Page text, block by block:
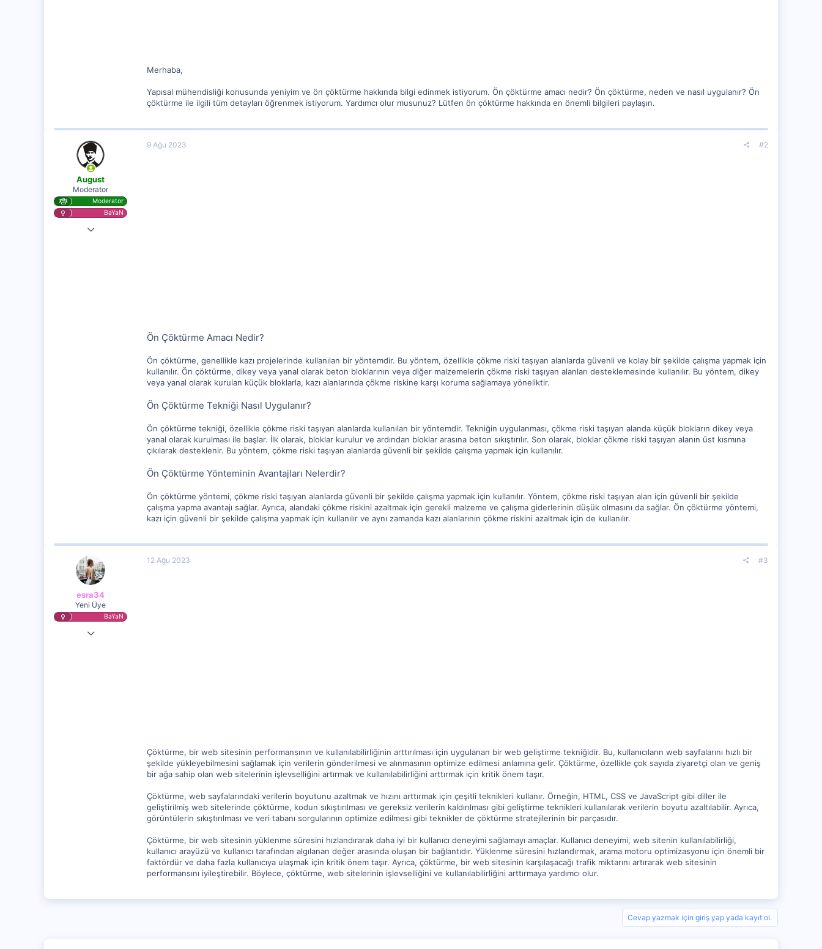
Merhaba,
Yapısal mühendisliği konusunda yeniyim ve ön çöktürme hakkında bilgi edinmek istiyorum. Ön çöktürme amacı nedir? Ön çöktürme, neden ve nasıl uygulanır? Ön
çöktürme ile ilgili tüm detayları öğrenmek istiyorum. Yardımcı olur musunuz? Lütfen ön çöktürme hakkında en önemli bilgileri paylaşın.
August
Moderator
Moderator
BaYaN
7 Kas 2020
9 Ağu 2023 #2
Ön Çöktürme Amacı Nedir?
Ön çöktürme, genellikle kazı projelerinde kullanılan bir yöntemdir. Bu yöntem, özellikle çökme riski taşıyan alanlarda güvenli ve kolay bir şekilde çalışma yapmak için
kullanılır. Ön çöktürme, dikey veya yanal olarak beton bloklarının veya diğer malzemelerin çökme riski taşıyan alanları desteklemesinde kullanılır. Bu yöntem, dikey
veya yanal olarak kurulan küçük bloklarla, kazı alanlarında çökme riskine karşı koruma sağlamaya yöneliktir.
Ön Çöktürme Tekniği Nasıl Uygulanır?
Ön çöktürme tekniği, özellikle çökme riski taşıyan alanlarda kullanılan bir yöntemdir. Tekniğin uygulanması, çökme riski taşıyan alanda küçük blokların dikey veya
yanal olarak kurulması ile başlar. İlk olarak, bloklar kurulur ve ardından bloklar arasına beton sıkıştırılır. Son olarak, bloklar çökme riski taşıyan alanın üst kısmına
çıkılarak desteklenir. Bu yöntem, çökme riski taşıyan alanlarda güvenli bir şekilde çalışma yapmak için kullanılır.
Ön Çöktürme Yönteminin Avantajları Nelerdir?
Ön çöktürme yöntemi, çökme riski taşıyan alanlarda güvenli bir şekilde çalışma yapmak için kullanılır. Yöntem, çökme riski taşıyan alan için güvenli bir şekilde
çalışma yapma avantajı sağlar. Ayrıca, alandaki çökme riskini azaltmak için gerekli malzeme ve çalışma giderlerinin düşük olmasını da sağlar. Ön çöktürme yöntemi,
kazı için güvenli bir şekilde çalışma yapmak için kullanılır ve aynı zamanda kazı alanlarının çökme riskini azaltmak için de kullanılır.
esra34
Yeni Üye
BaYaN
8 Ağu 2023
12 Ağu 2023 #3
Çöktürme, bir web sitesinin performansının ve kullanılabilirliğinin arttırılması için uygulanan bir web geliştirme tekniğidir. Bu, kullanıcıların web sayfalarını hızlı bir
şekilde yükleyebilmesini sağlamak için verilerin gönderilmesi ve alınmasının optimize edilmesi anlamına gelir. Çöktürme, özellikle çok sayıda ziyaretçi olan ve geniş
bir ağa sahip olan web sitelerinin işlevselliğini artırmak ve kullanılabilirliğini arttırmak için kritik önem taşır.
Çöktürme, web sayfalarındaki verilerin boyutunu azaltmak ve hızını arttırmak için çeşitli teknikleri kullanır. Örneğin, HTML, CSS ve JavaScript gibi diller ile
geliştirilmiş web sitelerinde çöktürme, kodun sıkıştırılması ve gereksiz verilerin kaldırılması gibi geliştirme teknikleri kullanılarak verilerin boyutu azaltılabilir. Ayrıca,
görüntülerin sıkıştırılması ve veri tabanı sorgularının optimize edilmesi gibi teknikler de çöktürme stratejilerinin bir parçasıdır.
Çöktürme, bir web sitesinin yüklenme süresini hızlandırarak daha iyi bir kullanıcı deneyimi sağlamayı amaçlar. Kullanıcı deneyimi, web sitenin kullanılabilirliği,
kullanıcı arayüzü ve kullanıcı tarafından algılanan değer arasında oluşan bir bağlantıdır. Yüklenme süresini hızlandırmak, arama motoru optimizasyonu için önemli bir
faktördür ve daha fazla kullanıcıya ulaşmak için kritik önem taşır. Ayrıca, çöktürme, bir web sitesinin karşılaşacağı trafik miktarını artırarak web sitesinin
performansını iyileştirebilir. Böylece, çöktürme, web sitelerinin işlevselliğini ve kullanılabilirliğini arttırmaya yardımcı olur.
Cevap yazmak için giriş yap yada kayıt ol.